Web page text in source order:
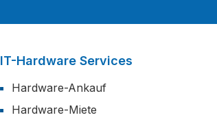
IT-Hardware Services
Hardware-Ankauf
Hardware-Miete